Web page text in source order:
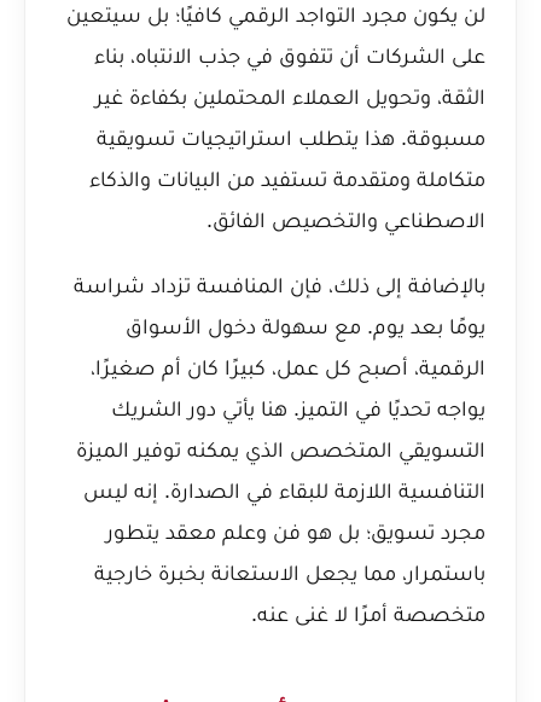
لن يكون مجرد التواجد الرقمي كافيًا؛ بل سيتعين
على الشركات أن تتفوق في جذب الانتباه، بناء
الثقة، وتحويل العملاء المحتملين بكفاءة غير
مسبوقة. هذا يتطلب استراتيجيات تسويقية
متكاملة ومتقدمة تستفيد من البيانات والذكاء
الاصطناعي والتخصيص الفائق.
بالإضافة إلى ذلك، فإن المنافسة تزداد شراسة
يومًا بعد يوم. مع سهولة دخول الأسواق
الرقمية، أصبح كل عمل، كبيرًا كان أم صغيرًا،
يواجه تحديًا في التميز. هنا يأتي دور الشريك
التسويقي المتخصص الذي يمكنه توفير الميزة
التنافسية اللازمة للبقاء في الصدارة. إنه ليس
مجرد تسويق؛ بل هو فن وعلم معقد يتطور
باستمرار، مما يجعل الاستعانة بخبرة خارجية
متخصصة أمرًا لا غنى عنه.